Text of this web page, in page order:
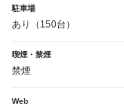
駐車場
あり（150台）
喫煙・禁煙
禁煙
Web